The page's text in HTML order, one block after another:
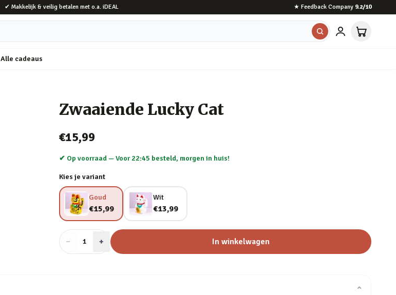
✔ Makkelijk & veilig betalen met o.a. iDEAL ★ Feedback Company 9.2/10
Alle cadeaus
Zwaaiende Lucky Cat
€15,99
✔ Op voorraad —Voor 22:45 besteld, morgen in huis!
Kies je variant
Goud
€15,99
Wit
€13,99
− Aantal
1 + In winkelwagen
⌄